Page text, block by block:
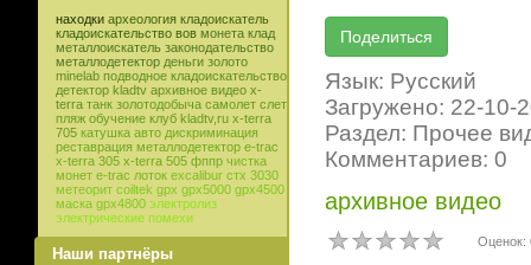
находки археология кладоискатель
кладоискательство вов монета клад
металлоискатель законодательство
металлодетектор деньги золото
minelab подводное кладоискательство
детектор kladtv архивное видео x-
terra танк золотодобыча самолет слет
пляж обучение клуб kladtv,ru x-terra
705 катушка авто дискриминация
реставрация металлодетектор e-trac
x-terra 305 x-terra 505 фппр чистка
монет e-trac лоток excalibur стх 3030
метеорит coiltek gpx gpx5000 gpx4500
маска gpx4800 электролиз
электрические помехи
Наши партнёры
Язык: Русский
Загружено: 22-10-
Раздел: Прочее
Комментариев: 0
архивное видео
Оценок: